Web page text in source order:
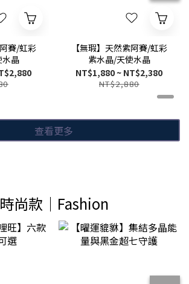
賽/虹彩
水晶
【無瑕】天然紫阿賽/虹彩
紫水晶/天使水晶
NT$1,880 ~ NT$2,380
NT$2,880
查看更多
時尚款｜Fashion